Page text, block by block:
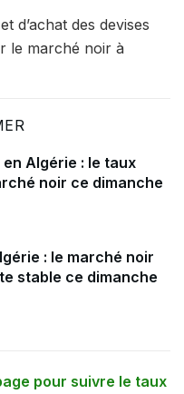
d’achat des devises
le marché noir à
Algérie : le taux
noir ce dimanche
: le marché noir
stable ce dimanche
pour suivre le taux